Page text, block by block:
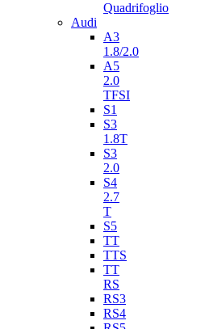
Quadrifoglio
Audi
A3
1.8/2.0
A5
2.0
TFSI
S1
S3
1.8T
S3
2.0
S4
2.7
T
S5
TT
TTS
TT
RS
RS3
RS4